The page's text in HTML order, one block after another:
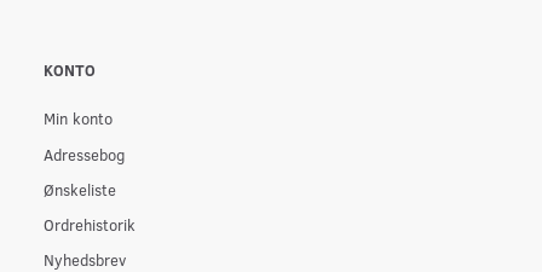
KONTO
Min konto
Adressebog
Ønskeliste
Ordrehistorik
Nyhedsbrev